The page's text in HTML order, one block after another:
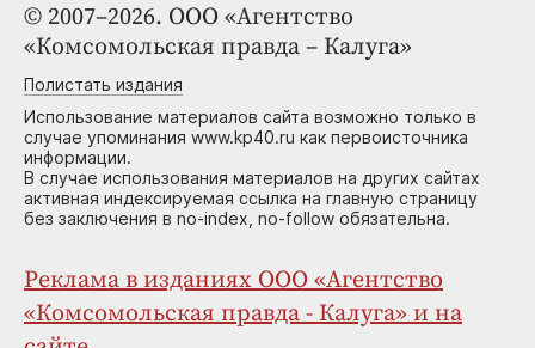
© 2007–2026. ООО «Агентство
«Комсомольская правда – Калуга»
Полистать издания
Использование материалов сайта возможно только в
случае упоминания www.kp40.ru как первоисточника
информации.
В случае использования материалов на других сайтах
активная индексируемая ссылка на главную страницу
без заключения в no-index, no-follow обязательна.
Реклама в изданиях ООО «Агентство
«Комсомольская правда - Калуга» и на